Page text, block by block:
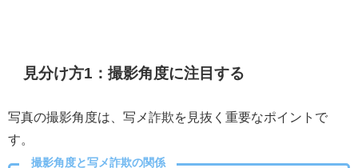
見分け方1：撮影角度に注目する
写真の撮影角度は、写メ詐欺を見抜く重要なポイントで
す。
撮影角度と写メ詐欺の関係